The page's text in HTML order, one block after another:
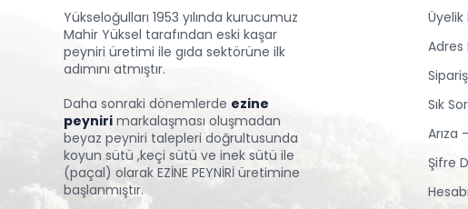
Yükseloğulları 1953 yılında kurucumuz
Mahir Yüksel tarafından eski kaşar
peyniri üretimi ile gıda sektörüne ilk
adımını atmıştır.
Daha sonraki dönemlerde ezine
peynirimarkalaşması oluşmadan
beyaz peyniri talepleri doğrultusunda
koyun sütü ,keçi sütü ve inek sütü ile
(paçal) olarak EZİNE PEYNİRİ üretimine
başlanmıştır.
Üyelik
Adres
Sık
Arıza
Şifre